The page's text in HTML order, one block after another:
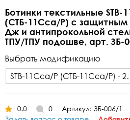
Ботинки текстильные STB-
(СТБ-11Сса/Р) с защитным
Дж и антипрокольной
ТПУ/ТПУ подошве, арт. ЗБ-
Выбрать модификацию
STB-11Сca/Р
0.0 0
Артикул: ЗБ-006/1